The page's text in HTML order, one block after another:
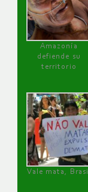
Amazonía
defiende su
territorio
Vale mata, Brasil